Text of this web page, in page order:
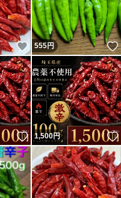
いいね！
555円
いいね！
1,500円